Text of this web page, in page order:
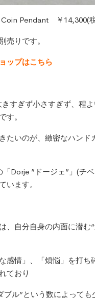
Pendant ￥14,300(
売りです。
ップはこちら
すぎず小さすぎず、程
す。
たいのが、緻密なハンド
「Dorje ”ドージェ”」(チ
います。
、自分自身の内面に潜む
感情」、「煩悩」を打ち
ており
ブル”という数によって